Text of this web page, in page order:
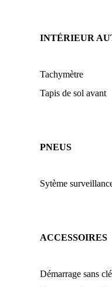
INTÉRIEUR
Tachymètre
Tapis de sol avant
PNEUS
Sytème
ACCESSOIRES
Démarrage sans clé